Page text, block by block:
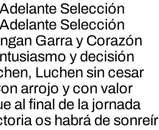
Adelante Selección
Adelante Selección
Garra y Corazón
y decisión
Luchen sin cesar
arrojo y con valor
al final de la jornada
os habrá de sonreír